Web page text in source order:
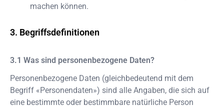
machen können.
Begriffsdefinitionen
Was sind personenbezogene Daten?
Personenbezogene Daten (gleichbedeutend mit dem
Begriff «Personendaten») sind alle Angaben, die sich auf
eine bestimmte oder bestimmbare natürliche Person